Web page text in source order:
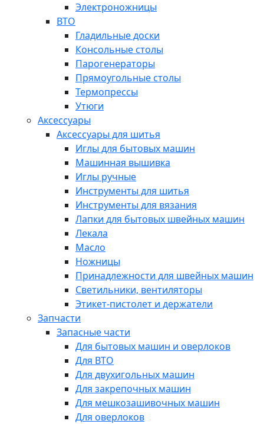
Электроножницы
ВТО
Гладильные доски
Консольные столы
Парогенераторы
Прямоугольные столы
Термопрессы
Утюги
Аксессуары
Аксессуары для шитья
Иглы для бытовых машин
Машинная вышивка
Иглы ручные
Инструменты для шитья
Инструменты для вязания
Лапки для бытовых швейных машин
Лекала
Масло
Ножницы
Принадлежности для швейных машин
Светильники, вентиляторы
Этикет-пистолет и держатели
Запчасти
Запасные части
Для бытовых машин и оверлоков
Для ВТО
Для двухигольных машин
Для закрепочных машин
Для мешкозашивочных машин
Для оверлоков